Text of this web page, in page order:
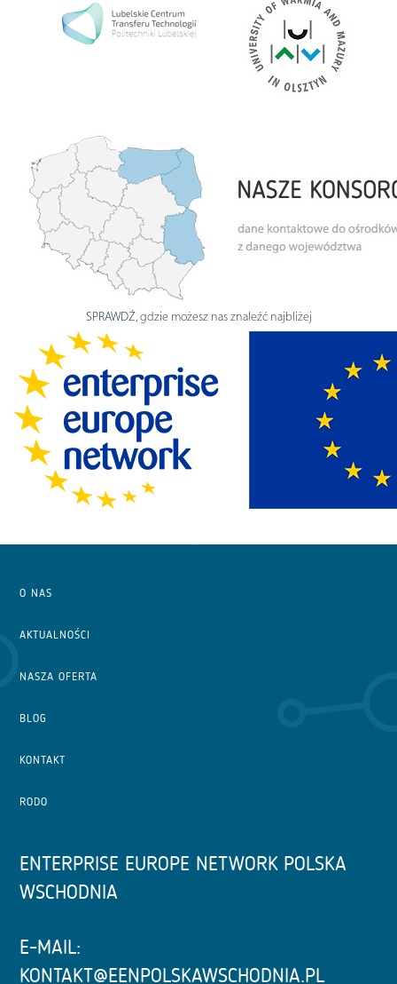
SPRAWDŹ, gdzie możesz nas znaleźć najbliżej
O NAS
AKTUALNOŚCI
NASZA OFERTA
BLOG
KONTAKT
RODO
ENTERPRISE EUROPE NETWORK POLSKA
WSCHODNIA
E-MAIL:
KONTAKT@EENPOLSKAWSCHODNIA.PL